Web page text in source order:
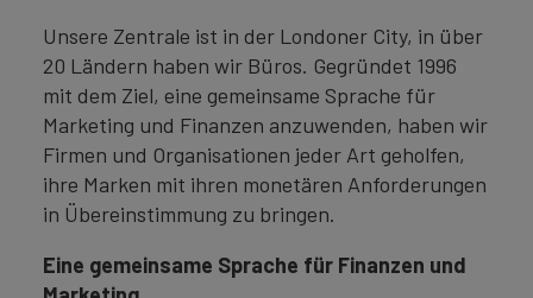
Unsere Zentrale ist in der Londoner City, in über
20 Ländern haben wir Büros. Gegründet 1996
mit dem Ziel, eine gemeinsame Sprache für
Marketing und Finanzen anzuwenden, haben wir
Firmen und Organisationen jeder Art geholfen,
ihre Marken mit ihren monetären Anforderungen
in Übereinstimmung zu bringen.
Eine gemeinsame Sprache für Finanzen und